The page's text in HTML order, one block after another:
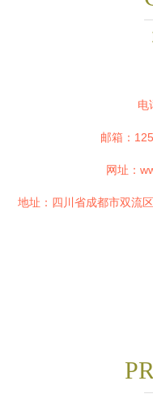
电
邮箱：
网址：
地址：四川省成都市双流